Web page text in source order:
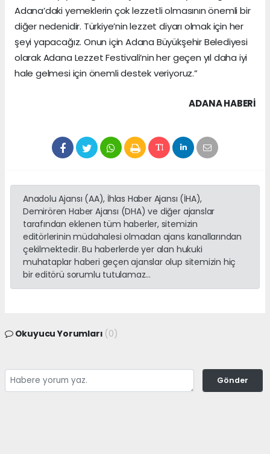
Adana’daki yemeklerin çok lezzetli olmasının önemli bir
diğer nedenidir. Türkiye’nin lezzet diyarı olmak için her
şeyi yapacağız. Onun için Adana Büyükşehir Belediyesi
olarak Adana Lezzet Festivali’nin her geçen yıl daha iyi
hale gelmesi için önemli destek veriyoruz.”
ADANA HABERİ
Anadolu Ajansı (AA), İhlas Haber Ajansı (İHA),
Demirören Haber Ajansı (DHA) ve diğer ajanslar
tarafından eklenen tüm haberler, sitemizin
editörlerinin müdahalesi olmadan ajans kanallarından
çekilmektedir. Bu haberlerde yer alan hukuki
muhataplar haberi geçen ajanslar olup sitemizin hiç
bir editörü sorumlu tutulamaz...
Okuyucu Yorumları (0)
Gönder